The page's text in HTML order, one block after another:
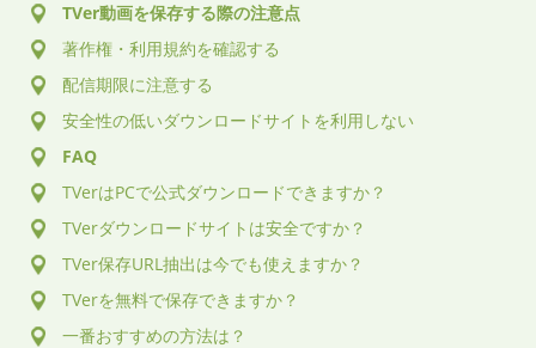
TVer動画を保存する際の注意点
著作権・利用規約を確認する
配信期限に注意する
安全性の低いダウンロードサイトを利用しない
FAQ
TVerはPCで公式ダウンロードできますか？
TVerダウンロードサイトは安全ですか？
TVer保存URL抽出は今でも使えますか？
TVerを無料で保存できますか？
一番おすすめの方法は？